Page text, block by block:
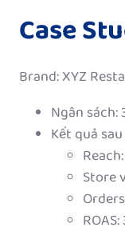
Case
Brand: XYZ
Ngân
Kết quả
Store
ROAS: